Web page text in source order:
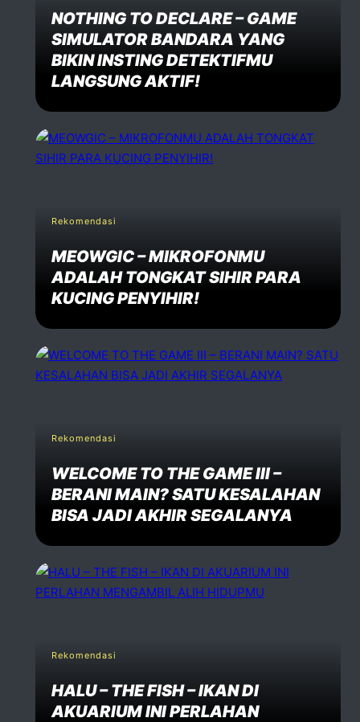
NOTHING TO DECLARE – GAME
SIMULATOR BANDARA YANG
BIKIN INSTING DETEKTIFMU
LANGSUNG AKTIF!
Rekomendasi
MEOWGIC – MIKROFONMU
ADALAH TONGKAT SIHIR PARA
KUCING PENYIHIR!
Rekomendasi
WELCOME TO THE GAME III –
BERANI MAIN? SATU KESALAHAN
BISA JADI AKHIR SEGALANYA
Rekomendasi
HALU – THE FISH – IKAN DI
AKUARIUM INI PERLAHAN